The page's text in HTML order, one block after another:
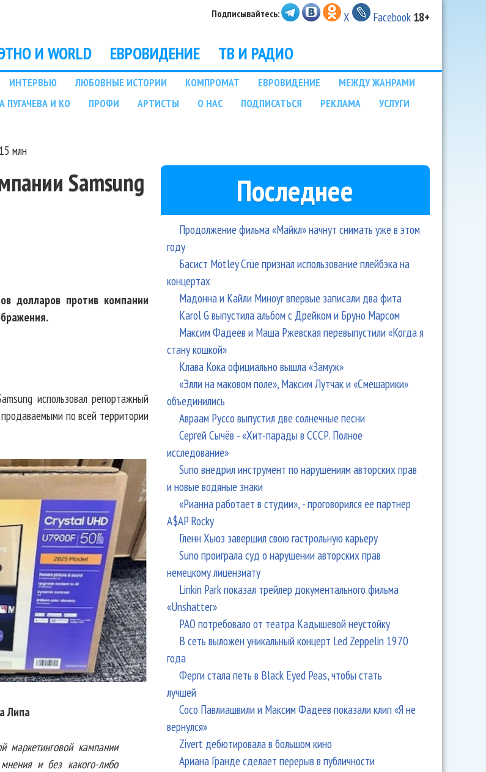
Подписывайтесь: X Facebook 18+
И WORLD ЕВРОВИДЕНИЕ ТВ И РАДИО
ИНТЕРВЬЮ ЛЮБОВНЫЕ ИСТОРИИ КОМПРОМАТ ЕВРОВИДЕНИЕ
МЕЖДУ ЖАНРАМИ
ПУГАЧЕВА И КО ПРОФИ АРТИСТЫ О НАС ПОДПИСАТЬСЯ РЕКЛАМА
УСЛУГИ
млн
Samsung
долларов против компании
использовал репортажный
по всей территории
Липа
кампании
и без какого-либо
Последнее
Продолжение фильма «Майкл» начнут снимать уже в этом
году
Басист Mötley Crüe признал использование плейбэка на
концертах
Мадонна и Кайли Миноуг впервые записали два фита
Karol G выпустила альбом с Дрейком и Бруно Марсом
Максим Фадеев и Маша Ржевская перевыпустили «Когда я
стану кошкой»
Клава Кока официально вышла «Замуж»
«Элли на маковом поле», Максим Лутчак и «Смешарики»
объединились
Авраам Руссо выпустил две солнечные песни
Сергей Сычёв - «Хит-парады в СССР. Полное
исследование»
Suno внедрил инструмент по нарушениям авторских прав
и новые водяные знаки
«Рианна работает в студии», - проговорился ее партнер
A$AP Rocky
Гленн Хьюз завершил свою гастрольную карьеру
Suno проиграла суд о нарушении авторских прав
немецкому лицензиату
Linkin Park показал трейлер документального фильма
«Unshatter»
РАО потребовало от театра Кадышевой неустойку
В сеть выложен уникальный концерт Led Zeppelin 1970
года
Ферги стала петь в Black Eyed Peas, чтобы стать
лучшей
Сосо Павлиашвили и Максим Фадеев показали клип «Я не
вернулся»
Zivert дебютировала в большом кино
Ариана Гранде сделает перерыв в публичности